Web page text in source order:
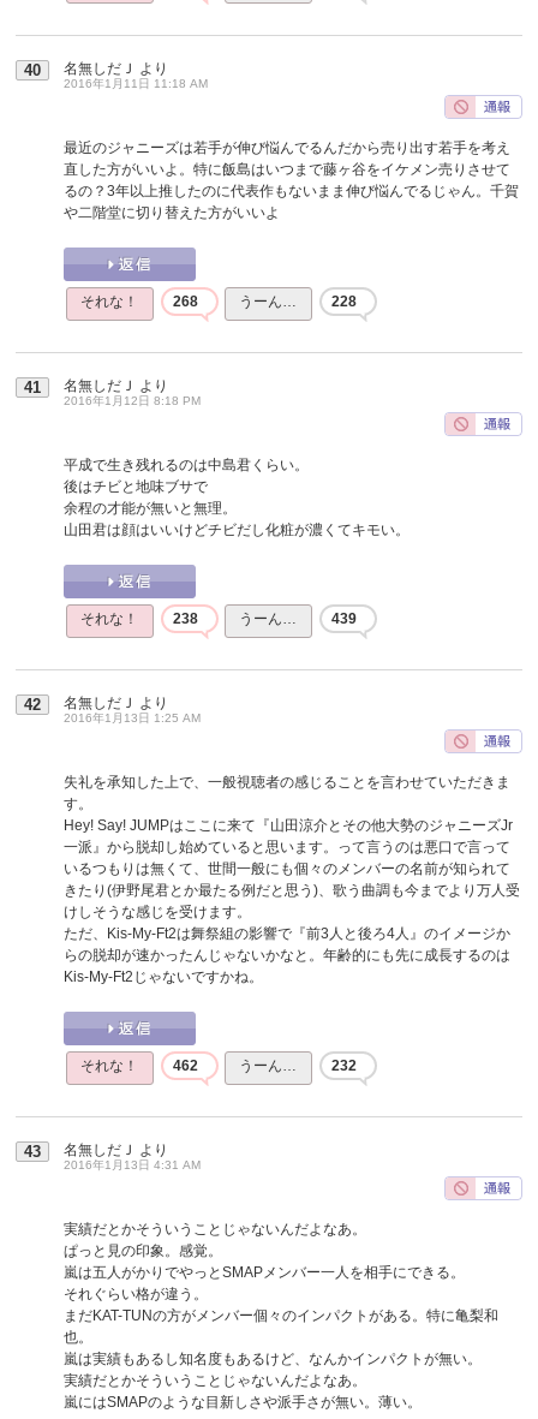
40 名無しだＪ より
2016年1月11日 11:18 AM
最近のジャニーズは若手が伸び悩んでるんだから売り出す若手を考え
直した方がいいよ。特に飯島はいつまで藤ヶ谷をイケメン売りさせて
るの？3年以上推したのに代表作もないまま伸び悩んでるじゃん。千賀
や二階堂に切り替えた方がいいよ
それな！ 268 うーん… 228
41 名無しだＪ より
2016年1月12日 8:18 PM
平成で生き残れるのは中島君くらい。
後はチビと地味ブサで
余程の才能が無いと無理。
山田君は顔はいいけどチビだし化粧が濃くてキモい。
それな！ 238 うーん… 439
42 名無しだＪ より
2016年1月13日 1:25 AM
失礼を承知した上で、一般視聴者の感じることを言わせていただきま
す。
Hey! Say! JUMPはここに来て『山田涼介とその他大勢のジャニーズJr
一派』から脱却し始めていると思います。って言うのは悪口で言って
いるつもりは無くて、世間一般にも個々のメンバーの名前が知られて
きたり(伊野尾君とか最たる例だと思う)、歌う曲調も今までより万人受
けしそうな感じを受けます。
ただ、Kis-My-Ft2は舞祭組の影響で『前3人と後ろ4人』のイメージか
らの脱却が速かったんじゃないかなと。年齢的にも先に成長するのは
Kis-My-Ft2じゃないですかね。
それな！ 462 うーん… 232
43 名無しだＪ より
2016年1月13日 4:31 AM
実績だとかそういうことじゃないんだよなあ。
ぱっと見の印象。感覚。
嵐は五人がかりでやっとSMAPメンバー一人を相手にできる。
それぐらい格が違う。
まだKAT-TUNの方がメンバー個々のインパクトがある。特に亀梨和
也。
嵐は実績もあるし知名度もあるけど、なんかインパクトが無い。
実績だとかそういうことじゃないんだよなあ。
嵐にはSMAPのような目新しさや派手さが無い。薄い。